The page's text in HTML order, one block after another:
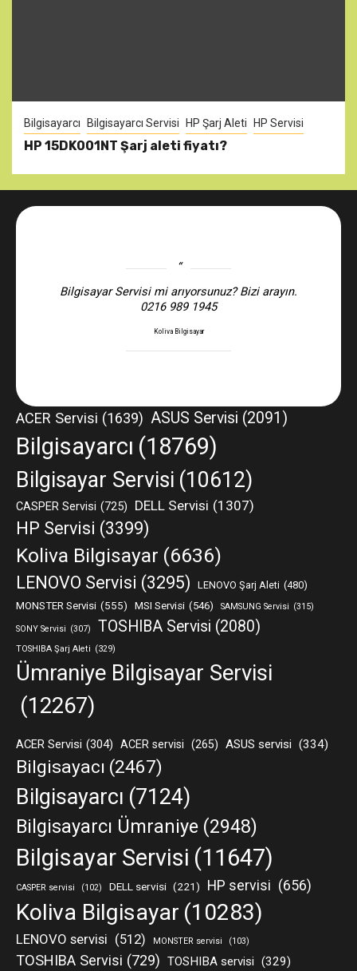
Bilgisayarcı Bilgisayarcı Servisi HP Şarj Aleti HP Servisi
HP 15DK001NT Şarj aleti fiyatı?
Bilgisayar Servisi mi arıyorsunuz? Bizi arayın.
0216 989 1945
Koliva Bilgisayar
ACER Servisi (1639) ASUS Servisi (2091)
Bilgisayarcı (18769)
Bilgisayar Servisi (10612)
CASPER Servisi (725) DELL Servisi (1307)
HP Servisi (3399)
Koliva Bilgisayar (6636)
LENOVO Servisi (3295) LENOVO Şarj Aleti (480)
MONSTER Servisi (555) MSI Servisi (546) SAMSUNG Servisi (315)
SONY Servisi (307) TOSHIBA Servisi (2080)
TOSHIBA Şarj Aleti (329)
Ümraniye Bilgisayar Servisi
(12267)
ACER Servisi (304) ACER servisi (265) ASUS servisi (334)
Bilgisayacı (2467)
Bilgisayarcı (7124)
Bilgisayarcı Ümraniye (2948)
Bilgisayar Servisi (11647)
CASPER servisi (102) DELL servisi (221) HP servisi (656)
Koliva Bilgisayar (10283)
LENOVO servisi (512) MONSTER servisi (103)
TOSHIBA Servisi (729) TOSHIBA servisi (329)